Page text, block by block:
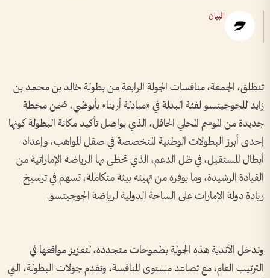
البيان
تنطلق، الجمعة، منافسات الجولة الرابعة من بطولة خالد بن محمد بن
زايد للجوجيتسو لفئة البدلة في «مبادلة أرينا» بأبوظبي، ضمن محطة
جديدة من الموسم المحلي الحافل، الذي يواصل تأكيد مكانة البطولة كونها
إحدى أبرز البطولات الوطنية المتخصصة في صقل المواهب، وإعداد
أبطال المستقبل، في ظل الدعم، الذي تحظى بها الرياضة الإماراتية من
القيادة الرشيدة، وما يوفره من تهيئه بيئة متكاملة، تسهم في ترسيخ
ريادة دولة الإمارات على الساحة الدولية لرياضة الجوجيتسو.
وتدخل الأندية هذه الجولة بطموحات متجددة، لتعزيز مواقعها في
الترتيب العام، مع تصاعد مستوى المنافسة، وتقدم جولات البطولة، التي